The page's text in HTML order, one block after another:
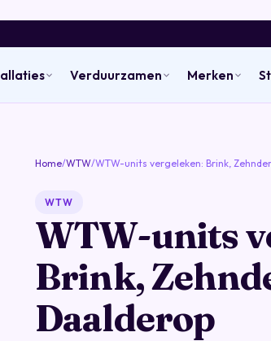
Verduurzamen Merken
Home/WTW/WTW-units vergeleken: Brink,
WTW
WTW-units
Brink,
Daalderop